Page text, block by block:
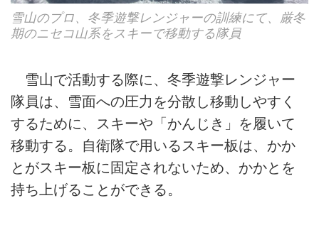
雪山のプロ、冬季遊撃レンジャーの訓練にて、厳冬
期のニセコ山系をスキーで移動する隊員
雪山で活動する際に、冬季遊撃レンジャー
隊員は、雪面への圧力を分散し移動しやすく
するために、スキーや「かんじき」を履いて
移動する。自衛隊で用いるスキー板は、かか
とがスキー板に固定されないため、かかとを
持ち上げることができる。